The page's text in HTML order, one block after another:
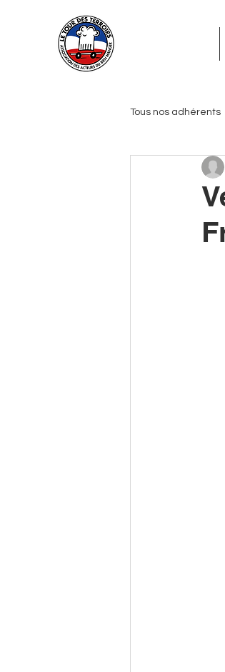
Tous nos adhérents
Grand Est
Pays de la